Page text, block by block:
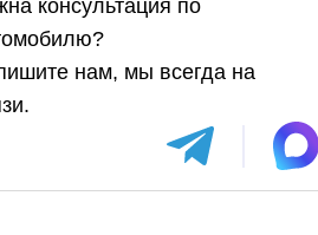
консультация по
нам, мы всегда на